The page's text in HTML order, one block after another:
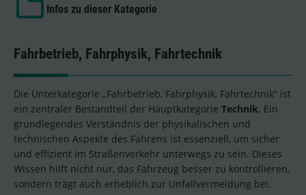
Infos zu dieser Kategorie
Fahrbetrieb, Fahrphysik, Fahrtechnik
Die Unterkategorie „Fahrbetrieb, Fahrphysik, Fahrtechnik“ ist
ein zentraler Bestandteil der Hauptkategorie Technik. Ein
grundlegendes Verständnis der physikalischen und
technischen Aspekte des Fahrens ist essenziell, um sicher
und effizient im Straßenverkehr unterwegs zu sein. Dieses
Wissen hilft nicht nur, das Fahrzeug besser zu kontrollieren,
sondern trägt auch erheblich zur Unfallvermeidung bei.